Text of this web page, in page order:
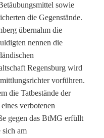
sowie
die Gegenstände.
übernahm die
nennen die
Regensburg wird
vorführen.
die Tatbestände der
verbotenen
gegen das BtMG erfüllt
sich am